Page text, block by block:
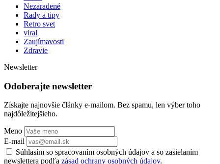
Nezaradené
Rady a tipy
Retro svet
viral
Zaujímavosti
Zdravie
Newsletter
Odoberajte newsletter
Získajte najnovšie články e-mailom. Bez spamu, len výber toho
najdôležitejšieho.
Meno
E-mail
Súhlasím so spracovaním osobných údajov a so zasielaním
newslettera podľa zásad ochrany osobných údajov.